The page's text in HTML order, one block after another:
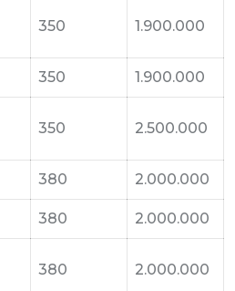
350 1.900.000
350 1.900.000
350 2.500.000
380 2.000.000
380 2.000.000
380 2.000.000